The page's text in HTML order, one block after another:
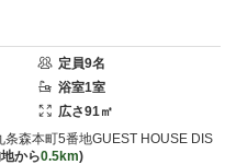
定員9名
浴室1室
広さ91㎡
条森本町5番地GUEST HOUSE DIS
地から0.5km